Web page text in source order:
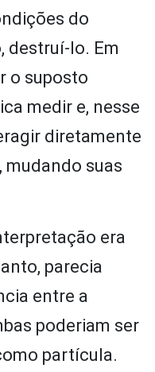
do
destruí-lo. Em
o suposto
medir e, nesse
diretamente
mudando suas
era
parecia
entre a
poderiam ser
partícula.